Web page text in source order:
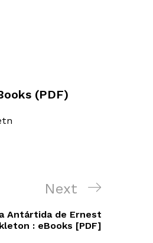
(PDF)
Next
Post
Next
Antártida de Ernest
: eBooks [PDF]